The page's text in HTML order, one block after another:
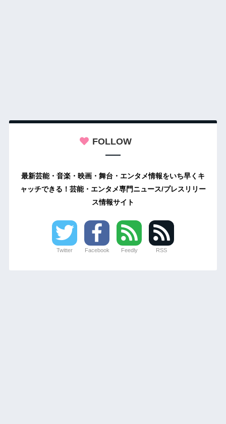
FOLLOW
最新芸能・音楽・映画・舞台・エンタメ情報をいち早くキ
ャッチできる！芸能・エンタメ専門ニュース/プレスリリー
ス情報サイト
Twitter Facebook Feedly RSS